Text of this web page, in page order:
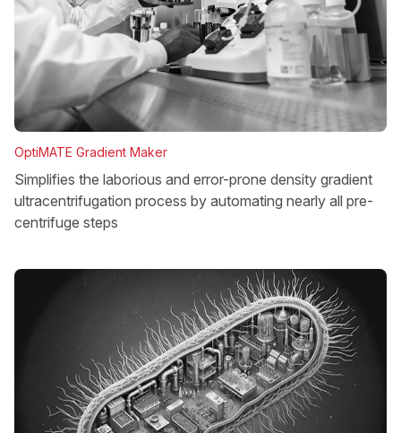
OptiMATE Gradient Maker
Simplifies the laborious and error-prone density gradient
ultracentrifugation process by automating nearly all pre-
centrifuge steps